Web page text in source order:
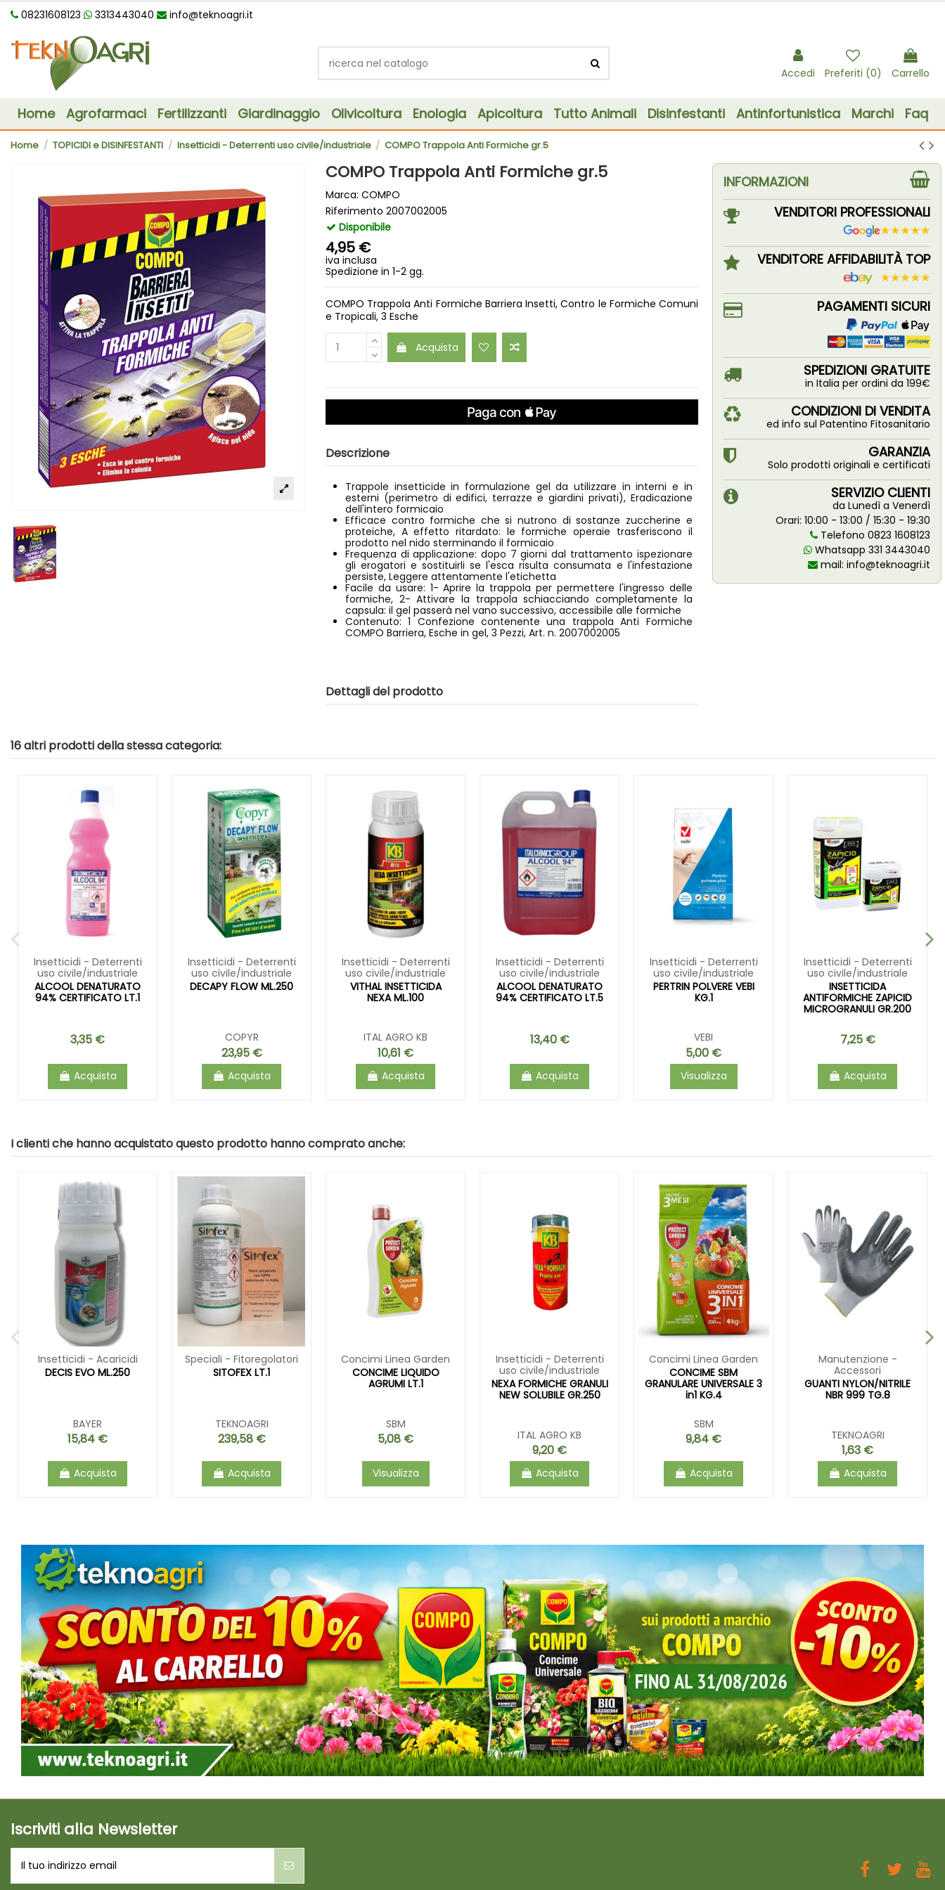
08231608123 3313443040 info@teknoagri.it
Accedi Preferiti (0) Carrello
Home Agrofarmaci Fertilizzanti Giardinaggio Olivicoltura Enologia Apicoltura Tutto Animali Disinfestanti Antinfortunistica Marchi Faq
Home TOPICIDI e DISINFESTANTI Insetticidi - Deterrenti uso civile/industriale COMPO Trappola Anti Formiche gr.5
COMPO Trappola Anti Formiche gr.5
Marca: COMPO
Riferimento 2007002005
Disponibile
4,95 €
iva inclusa
Spedizione in 1-2 gg.
COMPO Trappola Anti Formiche Barriera Insetti, Contro le Formiche Comuni
e Tropicali, 3 Esche
Acquista
Descrizione
Trappole insetticide in formulazione gel da utilizzare in interni e in
esterni (perimetro di edifici, terrazze e giardini privati), Eradicazione
dell'intero formicaio
Efficace contro formiche che si nutrono di sostanze zuccherine e
proteiche, A effetto ritardato: le formiche operaie trasferiscono il
prodotto nel nido sterminando il formicaio
Frequenza di applicazione: dopo 7 giorni dal trattamento ispezionare
gli erogatori e sostituirli se l'esca risulta consumata e l'infestazione
persiste, Leggere attentamente l'etichetta
Facile da usare: 1- Aprire la trappola per permettere l'ingresso delle
formiche, 2- Attivare la trappola schiacciando completamente la
capsula: il gel passerà nel vano successivo, accessibile alle formiche
Contenuto: 1 Confezione contenente una trappola Anti Formiche
COMPO Barriera, Esche in gel, 3 Pezzi, Art. n. 2007002005
Dettagli del prodotto
INFORMAZIONI
VENDITORI PROFESSIONALI
VENDITORE AFFIDABILITÀ TOP
PAGAMENTI SICURI
SPEDIZIONI GRATUITE
in Italia per ordini da 199€
CONDIZIONI DI VENDITA
ed info sul Patentino Fitosanitario
GARANZIA
Solo prodotti originali e certificati
SERVIZIO CLIENTI
da Lunedì a Venerdì
Orari: 10:00 - 13:00 / 15:30 - 19:30
Telefono 0823 1608123
Whatsapp 331 3443040
mail: info@teknoagri.it
16 altri prodotti della stessa categoria:
Insetticidi - Deterrenti
uso civile/industriale
ALCOOL DENATURATO
94% CERTIFICATO LT.1
3,35 €
Acquista
Insetticidi - Deterrenti
uso civile/industriale
DECAPY FLOW ML.250
COPYR
23,95 €
Acquista
Insetticidi - Deterrenti
uso civile/industriale
VITHAL INSETTICIDA
NEXA ML.100
ITAL AGRO KB
10,61 €
Acquista
Insetticidi - Deterrenti
uso civile/industriale
ALCOOL DENATURATO
94% CERTIFICATO LT.5
13,40 €
Acquista
Insetticidi - Deterrenti
uso civile/industriale
PERTRIN POLVERE VEBI
KG.1
VEBI
5,00 €
Visualizza
Insetticidi - Deterrenti
uso civile/industriale
INSETTICIDA
ANTIFORMICHE ZAPICID
MICROGRANULI GR.200
7,25 €
Acquista
I clienti che hanno acquistato questo prodotto hanno comprato anche:
Insetticidi - Acaricidi
DECIS EVO ML.250
BAYER
15,84 €
Acquista
Speciali - Fitoregolatori
SITOFEX LT.1
TEKNOAGRI
239,58 €
Acquista
Concimi Linea Garden
CONCIME LIQUIDO
AGRUMI LT.1
SBM
5,08 €
Visualizza
Insetticidi - Deterrenti
uso civile/industriale
NEXA FORMICHE GRANULI
NEW SOLUBILE GR.250
ITAL AGRO KB
9,20 €
Acquista
Concimi Linea Garden
CONCIME SBM
GRANULARE UNIVERSALE 3
in1 KG.4
SBM
9,84 €
Acquista
Manutenzione -
Accessori
GUANTI NYLON/NITRILE
NBR 999 TG.8
TEKNOAGRI
1,63 €
Acquista
Iscriviti alla Newsletter